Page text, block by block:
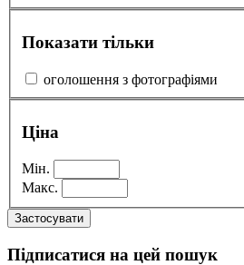
Показати тільки
оголошення з фотографіями
Ціна
Мін.
Макс.
Застосувати
Підписатися на цей пошук